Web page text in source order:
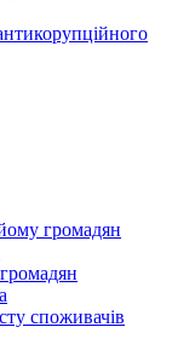
громадян
споживачів